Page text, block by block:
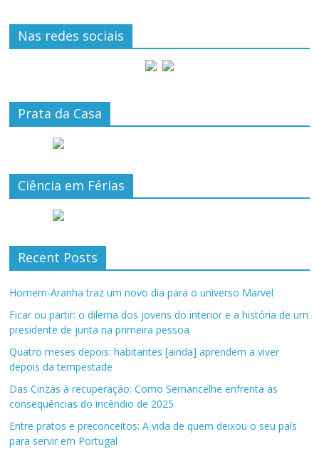
Nas redes sociais
Prata da Casa
Ciência em Férias
Recent Posts
Homem-Aranha traz um novo dia para o universo Marvel
Ficar ou partir: o dilema dos jovens do interior e a história de um
presidente de junta na primeira pessoa
Quatro meses depois: habitantes [ainda] aprendem a viver
depois da tempestade
Das Cinzas à recuperação: Como Sernancelhe enfrenta as
consequências do incêndio de 2025
Entre pratos e preconceitos: A vida de quem deixou o seu país
para servir em Portugal